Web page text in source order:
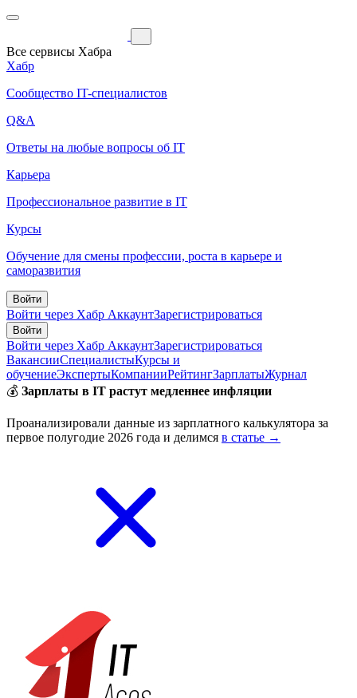
Все сервисы Хабра
Хабр
Сообщество IT-специалистов
Q&A
Ответы на любые вопросы об IT
Карьера
Профессиональное развитие в IT
Курсы
Обучение для смены профессии, роста в карьере и
саморазвития
Войти
Войти через Хабр АккаунтЗарегистрироваться
Войти
Войти через Хабр АккаунтЗарегистрироваться
ВакансииСпециалистыКурсы и
обучениеЭкспертыКомпанииРейтингЗарплатыЖурнал
💰 Зарплаты в IT растут медленнее инфляции
Проанализировали данные из зарплатного калькулятора за
первое полугодие 2026 года и делимся в статье →